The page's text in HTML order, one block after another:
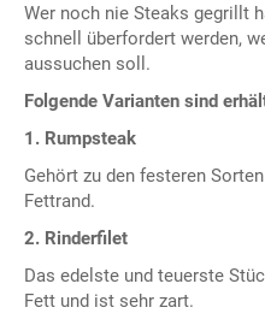
Wer noch nie Steaks gegrillt
schnell überfordert werden,
aussuchen soll.
Folgende Varianten sind
1. Rumpsteak
Gehört zu den festeren
Fettrand.
2. Rinderfilet
Das edelste und teuerste
Fett und ist sehr zart.